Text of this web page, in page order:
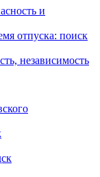
и
отпуска: поиск
независимость